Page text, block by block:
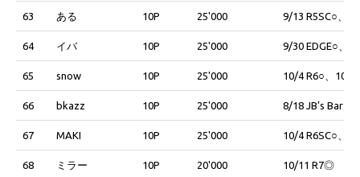
63 ある 10P 25'000 9/13 R5SC○、
64 イバ 10P 25'000 9/30 EDGE○、
65 snow 10P 25'000 10/4 R6○、10/4
66 bkazz 10P 25'000 8/18 JB’s Bar○
67 MAKI 10P 25'000 10/4 R6SC○、
68 ミラー 10P 20'000 10/11 R7◎